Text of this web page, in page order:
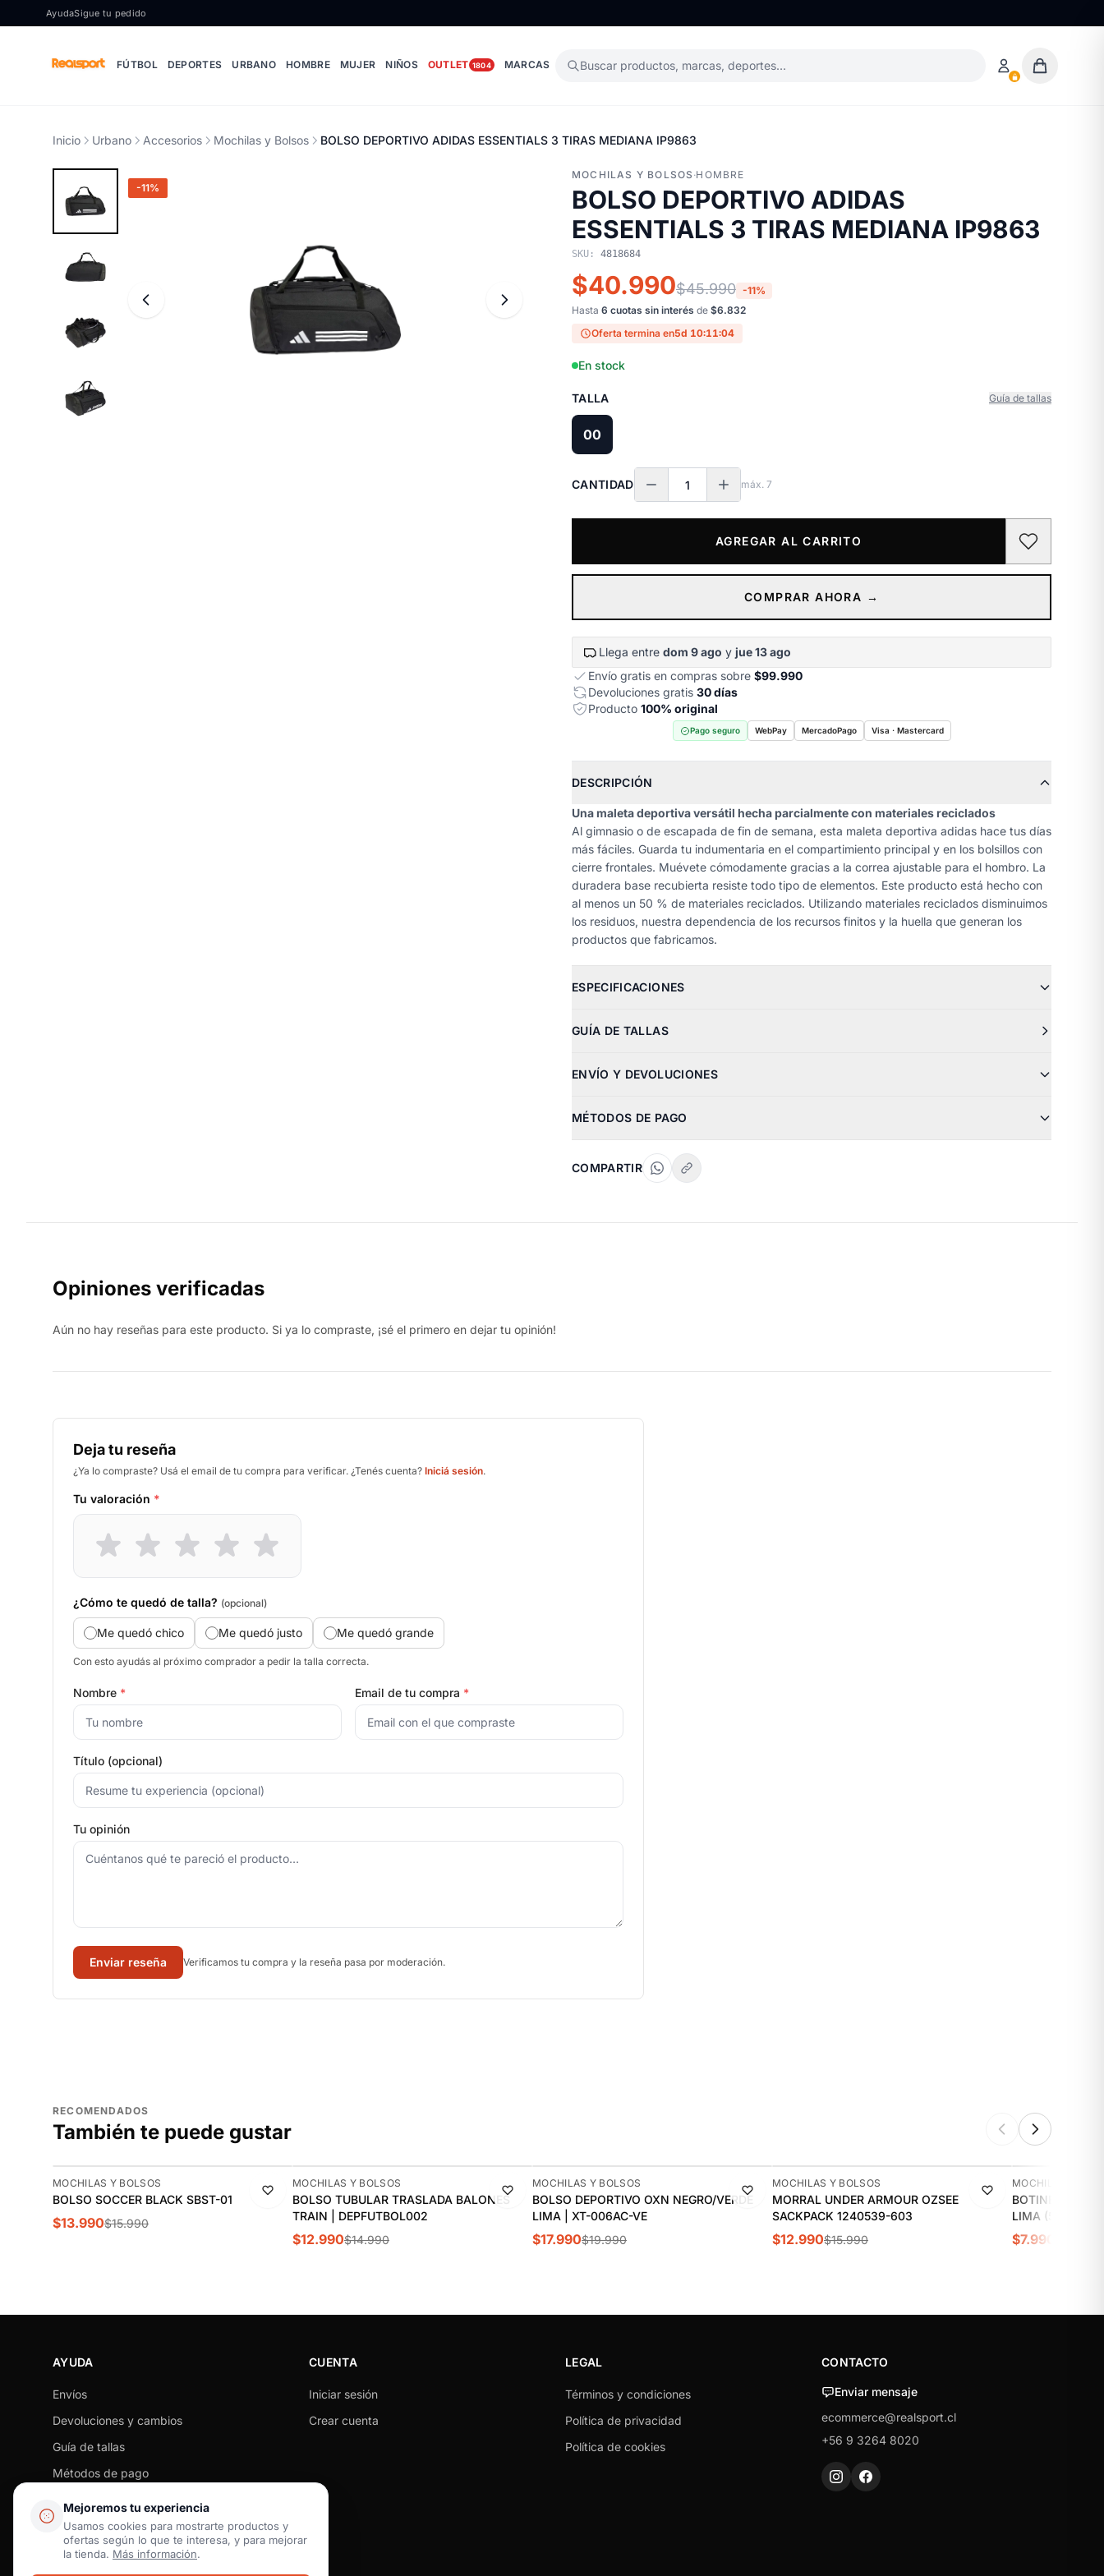
Ir al contenido
Mejoremos tu experiencia
Usamos cookies para mostrarte productos y
ofertas según lo que te interesa, y para mejorar
la tienda. Más información.
AyudaSigue tu pedido
FÚTBOL DEPORTES URBANO HOMBRE MUJER NIÑOS OUTLET 1804 MARCAS Buscar productos, marcas, deportes…
Inicio Urbano Accesorios Mochilas y Bolsos BOLSO DEPORTIVO ADIDAS ESSENTIALS 3 TIRAS MEDIANA IP9863
-11%
MOCHILAS Y BOLSOS ·HOMBRE
BOLSO DEPORTIVO ADIDAS
ESSENTIALS 3 TIRAS MEDIANA IP9863
SKU: 4818684
$40.990$45.990 -11%
Hasta 6 cuotas sin interés de $6.832
Oferta termina en5d 10:11:03
En stock
TALLA Guía de tallas
00
CANTIDAD máx. 7
AGREGAR AL CARRITO
COMPRAR AHORA →
Llega entre dom 9 ago y jue 13 ago
Envío gratis en compras sobre $99.990
Devoluciones gratis 30 días
Producto 100% original
Pago seguro WebPay MercadoPago Visa · Mastercard
DESCRIPCIÓN
Una maleta deportiva versátil hecha parcialmente con materiales reciclados
Al gimnasio o de escapada de fin de semana, esta maleta deportiva adidas hace tus días
más fáciles. Guarda tu indumentaria en el compartimiento principal y en los bolsillos con
cierre frontales. Muévete cómodamente gracias a la correa ajustable para el hombro. La
duradera base recubierta resiste todo tipo de elementos. Este producto está hecho con
al menos un 50 % de materiales reciclados. Utilizando materiales reciclados disminuimos
los residuos, nuestra dependencia de los recursos finitos y la huella que generan los
productos que fabricamos.
ESPECIFICACIONES
GUÍA DE TALLAS
ENVÍO Y DEVOLUCIONES
MÉTODOS DE PAGO
COMPARTIR
Opiniones verificadas
Aún no hay reseñas para este producto. Si ya lo compraste, ¡sé el primero en dejar tu opinión!
Deja tu reseña
¿Ya lo compraste? Usá el email de tu compra para verificar. ¿Tenés cuenta? Iniciá sesión.
Tu valoración *
¿Cómo te quedó de talla? (opcional)
Me quedó chico Me quedó justo Me quedó grande
Con esto ayudás al próximo comprador a pedir la talla correcta.
Nombre * Email de tu compra *
Título (opcional)
Tu opinión
Enviar reseña Verificamos tu compra y la reseña pasa por moderación.
RECOMENDADOS
También te puede gustar
-13%
MOCHILAS Y BOLSOS
BOLSO SOCCER BLACK SBST-01
$13.990$15.990
-13%
MOCHILAS Y BOLSOS
BOLSO TUBULAR TRASLADA BALONES
TRAIN | DEPFUTBOL002
$12.990$14.990
-10%
MOCHILAS Y BOLSOS
BOLSO DEPORTIVO OXN NEGRO/VERDE
LIMA | XT-006AC-VE
$17.990$19.990
-19%
MOCHILAS Y BOLSOS
MORRAL UNDER ARMOUR OZSEE
SACKPACK 1240539-603
$12.990$15.990
-20%
MOCHILAS Y
BOTINERO
LIMA (5LTS
$7.990
AYUDA
Envíos
Devoluciones y cambios
Guía de tallas
Métodos de pago
Preguntas frecuentes
Contacto
CUENTA
Iniciar sesión
Crear cuenta
LEGAL
Términos y condiciones
Política de privacidad
Política de cookies
CONTACTO
Enviar mensaje
ecommerce@realsport.cl
+56 9 3264 8020